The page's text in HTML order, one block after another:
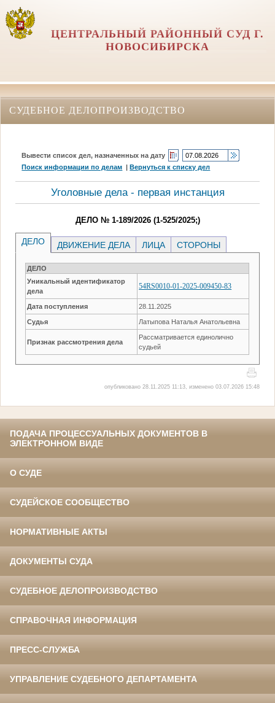
ЦЕНТРАЛЬНЫЙ РАЙОННЫЙ СУД Г.
НОВОСИБИРСКА
СУДЕБНОЕ ДЕЛОПРОИЗВОДСТВО
Вывести список дел, назначенных на дату
Поиск информации по делам |Вернуться к списку дел
Уголовные дела - первая инстанция
ДЕЛО № 1-189/2026 (1-525/2025;)
ДЕЛО ДВИЖЕНИЕ ДЕЛА ЛИЦА СТОРОНЫ
ДЕЛО
Уникальный идентификатор
дела
54RS0010-01-2025-009450-83
Дата поступления 28.11.2025
Судья Латыпова Наталья Анатольевна
Признак рассмотрения дела
Рассматривается единолично
судьей
опубликовано 28.11.2025 11:13, изменено 03.07.2026 15:48
ПОДАЧА ПРОЦЕССУАЛЬНЫХ ДОКУМЕНТОВ В
ЭЛЕКТРОННОМ ВИДЕ
О СУДЕ
СУДЕЙСКОЕ СООБЩЕСТВО
НОРМАТИВНЫЕ АКТЫ
ДОКУМЕНТЫ СУДА
СУДЕБНОЕ ДЕЛОПРОИЗВОДСТВО
СПРАВОЧНАЯ ИНФОРМАЦИЯ
ПРЕСС-СЛУЖБА
УПРАВЛЕНИЕ СУДЕБНОГО ДЕПАРТАМЕНТА